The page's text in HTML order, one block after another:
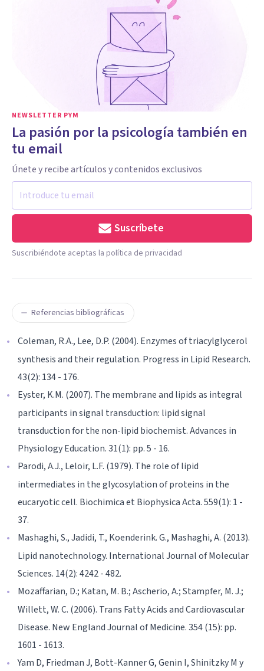
NEWSLETTER PYM
La pasión por la psicología también en
tu email
Únete y recibe artículos y contenidos exclusivos
Suscríbete
Suscribiéndote aceptas la política de privacidad
Referencias bibliográficas
Coleman, R.A., Lee, D.P. (2004). Enzymes of triacylglycerol
synthesis and their regulation. Progress in Lipid Research.
43(2): 134 - 176.
Eyster, K.M. (2007). The membrane and lipids as integral
participants in signal transduction: lipid signal
transduction for the non-lipid biochemist. Advances in
Physiology Education. 31(1): pp. 5 - 16.
Parodi, A.J., Leloir, L.F. (1979). The role of lipid
intermediates in the glycosylation of proteins in the
eucaryotic cell. Biochimica et Biophysica Acta. 559(1): 1 -
37.
Mashaghi, S., Jadidi, T., Koenderink. G., Mashaghi, A. (2013).
Lipid nanotechnology. International Journal of Molecular
Sciences. 14(2): 4242 - 482.
Mozaffarian, D.; Katan, M. B.; Ascherio, A.; Stampfer, M. J.;
Willett, W. C. (2006). Trans Fatty Acids and Cardiovascular
Disease. New England Journal of Medicine. 354 (15): pp.
1601 - 1613.
Yam D, Friedman J, Bott-Kanner G, Genin I, Shinitzky M y